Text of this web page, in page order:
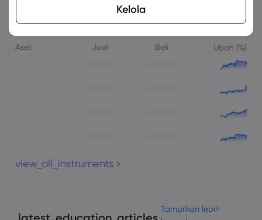
Instrumen Terkait
Aset Jual Beli Ubah (%)
view_all_instruments
Tampilkan lebih
Kelola